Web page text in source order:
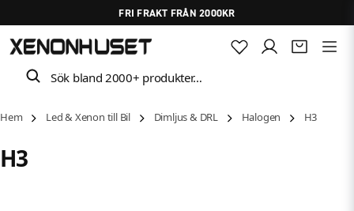
FRI FRAKT FRÅN 2000KR
Sök bland 2000+ produkter…
Hem Led & Xenon till Bil Dimljus & DRL Halogen H3
H3